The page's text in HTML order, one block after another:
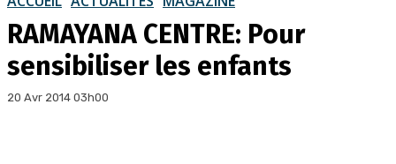
RAMAYANA CENTRE: Pour
sensibiliser les enfants
20 Avr 2014 03h00